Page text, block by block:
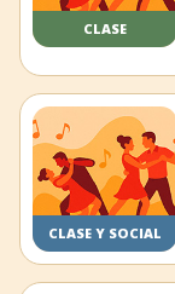
CLASE
CLASE Y SOCIAL